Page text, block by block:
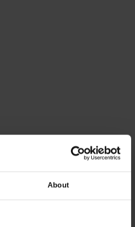
About